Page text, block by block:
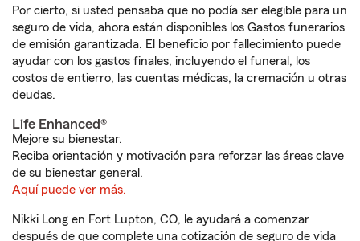
Por cierto, si usted pensaba que no podía ser elegible para un
seguro de vida, ahora están disponibles los Gastos funerarios
de emisión garantizada. El beneficio por fallecimiento puede
ayudar con los gastos finales, incluyendo el funeral, los
costos de entierro, las cuentas médicas, la cremación u otras
deudas.
Life Enhanced®
Mejore su bienestar.
Reciba orientación y motivación para reforzar las áreas clave
de su bienestar general.
Aquí puede ver más.
Nikki Long en Fort Lupton, CO, le ayudará a comenzar
después de que complete una cotización de seguro de vida